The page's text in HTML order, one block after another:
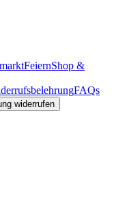
FeiernShop &
FAQs
widerrufen